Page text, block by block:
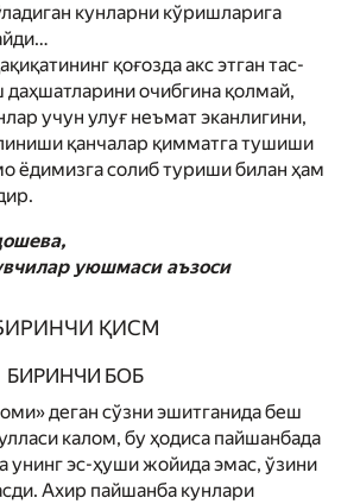
кунларни кўришларига
қоғозда акс этган тас­
очибгина қолмай,
учун улуғ неъмат эканлигини,
қанчалар қимматга тушиши
ёдимизга солиб туриши билан ҳам
уюшмаси аъзоси
ҚИСМ
БИРИНЧИ БОБ
деган сўзни эшитганида беш
калом, бу ҳодиса пайшанбада
унинг эс-ҳуши жойида эмас, ўзини
Ахир пайшанба кунлари